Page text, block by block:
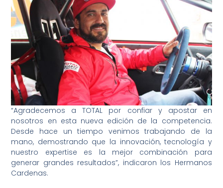
“Agradecemos a TOTAL por confiar y apostar en
nosotros en esta nueva edición de la competencia.
Desde hace un tiempo venimos trabajando de la
mano, demostrando que la innovación, tecnología y
nuestro expertise es la mejor combinación para
generar grandes resultados”, indicaron los Hermanos
Cardenas.